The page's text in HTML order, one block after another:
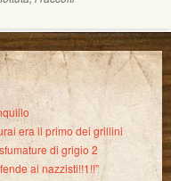
era il primo dei grillini
di grigio 2
ai nazzisti!!1!!”